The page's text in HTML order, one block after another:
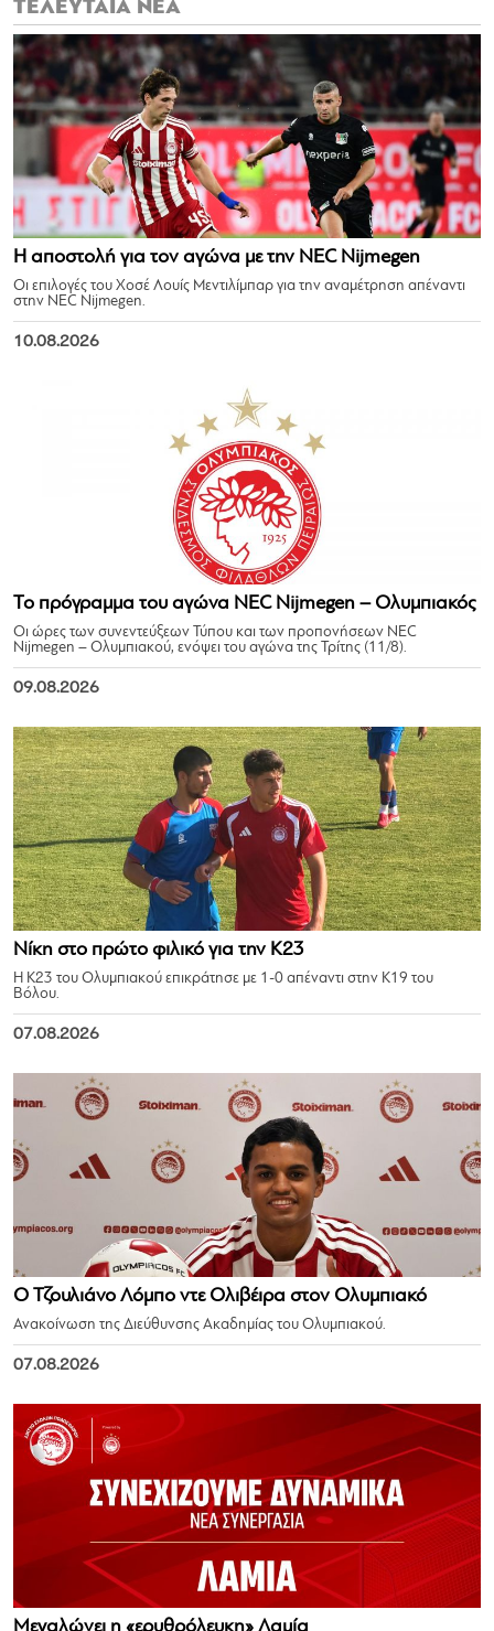
ΤΕΛΕΥΤΑΙΑ ΝΕΑ
Η αποστολή για τον αγώνα με την NEC Nijmegen
Οι επιλογές του Χοσέ Λουίς Μεντιλίμπαρ για την αναμέτρηση απέναντι
στην NEC Nijmegen.
10.08.2026
Το πρόγραμμα του αγώνα NEC Nijmegen – Ολυμπιακός
Οι ώρες των συνεντεύξεων Τύπου και των προπονήσεων NEC
Nijmegen – Ολυμπιακού, ενόψει του αγώνα της Τρίτης (11/8).
09.08.2026
Νίκη στο πρώτο φιλικό για την Κ23
Η Κ23 του Ολυμπιακού επικράτησε με 1-0 απέναντι στην Κ19 του
Βόλου.
07.08.2026
Ο Τζουλιάνο Λόμπο ντε Ολιβέιρα στον Ολυμπιακό
Ανακοίνωση της Διεύθυνσης Ακαδημίας του Ολυμπιακού.
07.08.2026